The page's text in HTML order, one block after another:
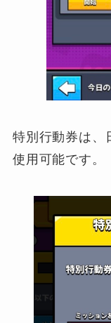
特別行動券は、
使用可能です。